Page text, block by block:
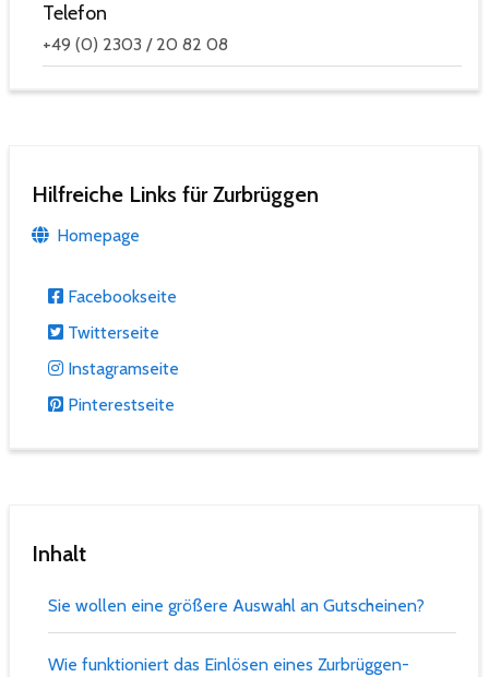
Telefon
+49 (0) 2303 / 20 82 08
Hilfreiche Links für Zurbrüggen
Homepage
Facebookseite
Twitterseite
Instagramseite
Pinterestseite
Inhalt
Sie wollen eine größere Auswahl an Gutscheinen?
Wie funktioniert das Einlösen eines Zurbrüggen-